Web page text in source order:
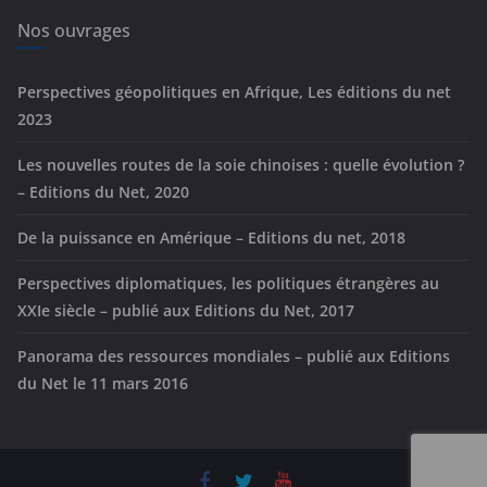
e
s
Nos ouvrages
Perspectives géopolitiques en Afrique, Les éditions du net
2023
Les nouvelles routes de la soie chinoises : quelle évolution ?
– Editions du Net, 2020
De la puissance en Amérique – Editions du net, 2018
Perspectives diplomatiques, les politiques étrangères au
XXIe siècle – publié aux Editions du Net, 2017
Panorama des ressources mondiales – publié aux Editions
du Net le 11 mars 2016